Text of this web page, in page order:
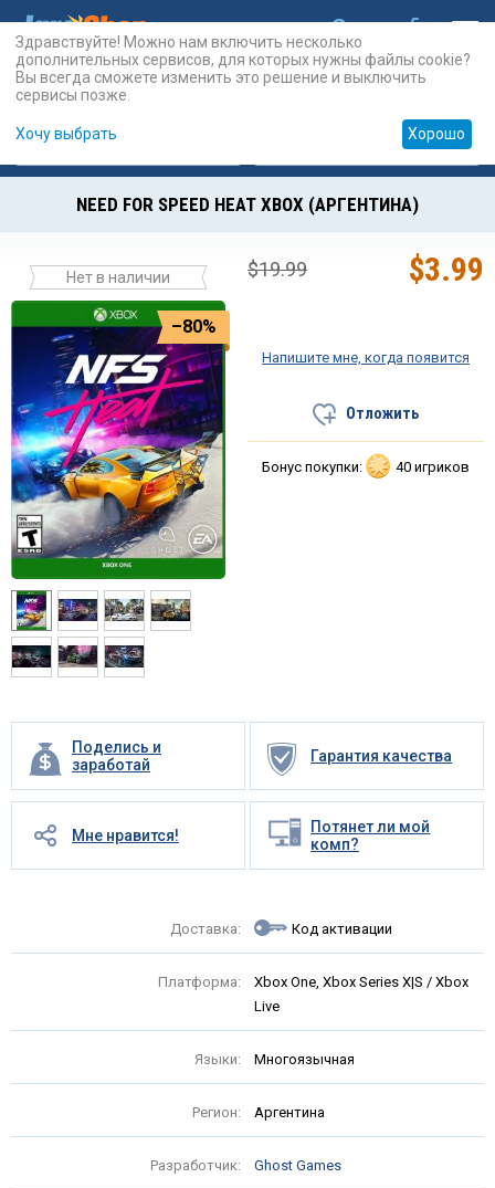
Карты Prepaid
NEED FOR SPEED HEAT XBOX (АРГЕНТИНА)
Нет в наличии
–80%
Поделись и
заработай
Гарантия качества
Мне нравится!
Потянет ли мой
комп?
Доставка: Код активации
Платформа:
Xbox One, Xbox Series X|S / Xbox
Live
Языки: Многоязычная
Регион: Аргентина
Разработчик: Ghost Games
$3.99
$19.99
Напишите мне, когда появится
Отложить
Бонус покупки: 40 игриков
Здравствуйте! Можно нам включить несколько
дополнительных сервисов, для которых нужны файлы cookie?
Вы всегда сможете изменить это решение и выключить
сервисы позже.
Хочу выбрать Хорошо